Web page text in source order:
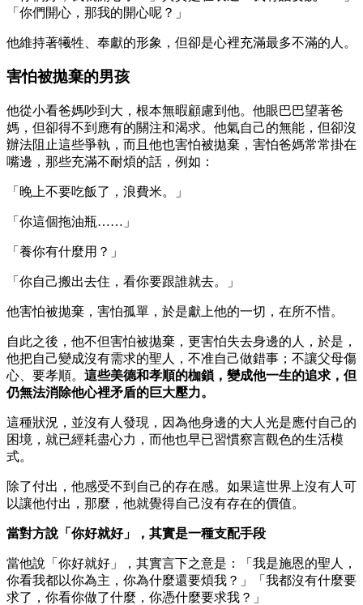
「你們開心，那我的開心呢？」
他維持著犧牲、奉獻的形象，但卻是心裡充滿最多不滿的人。
害怕被拋棄的男孩
他從小看爸媽吵到大，根本無暇顧慮到他。他眼巴巴望著爸
媽，但卻得不到應有的關注和渴求。他氣自己的無能，但卻沒
辦法阻止這些爭執，而且他也害怕被拋棄，害怕爸媽常常掛在
嘴邊，那些充滿不耐煩的話，例如：
「晚上不要吃飯了，浪費米。」
「你這個拖油瓶……」
「養你有什麼用？」
「你自己搬出去住，看你要跟誰就去。」
他害怕被拋棄，害怕孤單，於是獻上他的一切，在所不惜。
自此之後，他不但害怕被拋棄，更害怕失去身邊的人，於是，
他把自己變成沒有需求的聖人，不准自己做錯事；不讓父母傷
心、要孝順。 這些美德和孝順的枷鎖，變成他一生的追求，但
仍無法消除他心裡矛盾的巨大壓力。
這種狀況，並沒有人發現，因為他身邊的大人光是應付自己的
困境，就已經耗盡心力，而他也早已習慣察言觀色的生活模
式。
除了付出，他感受不到自己的存在感。如果這世界上沒有人可
以讓他付出，那麼，他就覺得自己沒有存在的價值。
當對方說「你好就好」，其實是一種支配手段
當他說「你好就好」，其實言下之意是：「我是施恩的聖人，
你看我都以你為主，你為什麼還要煩我？」「我都沒有什麼要
求了，你看你做了什麼，你憑什麼要求我？」